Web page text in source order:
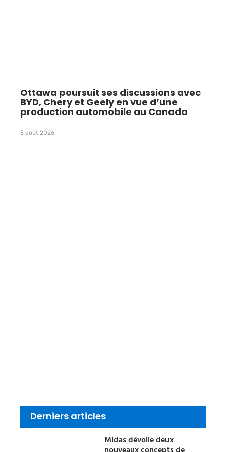
Ottawa poursuit ses discussions avec
BYD, Chery et Geely en vue d’une
production automobile au Canada
5 août 2026
Derniers articles
Midas dévoile deux
nouveaux concepts de